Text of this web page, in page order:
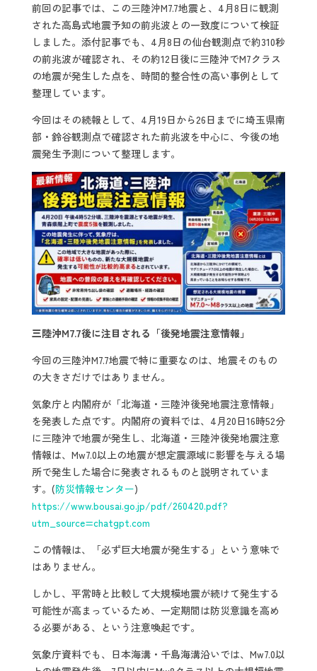
前回の記事では、この三陸沖M7.7地震と、4月8日に観測
された高島式地震予知の前兆波との一致度について検証
しました。添付記事でも、4月8日の仙台観測点で約310秒
の前兆波が確認され、その約12日後に三陸沖でM7クラス
の地震が発生した点を、時間的整合性の高い事例として
整理しています。
今回はその続報として、4月19日から26日までに埼玉県南
部・鈴谷観測点で確認された前兆波を中心に、今後の地
震発生予測について整理します。
三陸沖M7.7後に注目される「後発地震注意情報」
今回の三陸沖M7.7地震で特に重要なのは、地震そのもの
の大きさだけではありません。
気象庁と内閣府が「北海道・三陸沖後発地震注意情報」
を発表した点です。内閣府の資料では、4月20日16時52分
に三陸沖で地震が発生し、北海道・三陸沖後発地震注意
情報は、Mw7.0以上の地震が想定震源域に影響を与える場
所で発生した場合に発表されるものと説明されていま
す。(防災情報センター)
https://www.bousai.go.jp/pdf/260420.pdf?
utm_source=chatgpt.com
この情報は、「必ず巨大地震が発生する」という意味で
はありません。
しかし、平常時と比較して大規模地震が続けて発生する
可能性が高まっているため、一定期間は防災意識を高め
る必要がある、という注意喚起です。
気象庁資料でも、日本海溝・千島海溝沿いでは、Mw7.0以